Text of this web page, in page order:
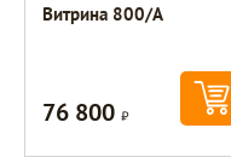
Витрина 800/А
76 800Р